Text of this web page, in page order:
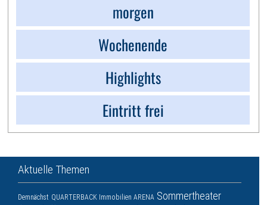
morgen
Wochenende
Highlights
Eintritt frei
Aktuelle Themen
Demnächst QUARTERBACK Immobilien ARENA Sommertheater